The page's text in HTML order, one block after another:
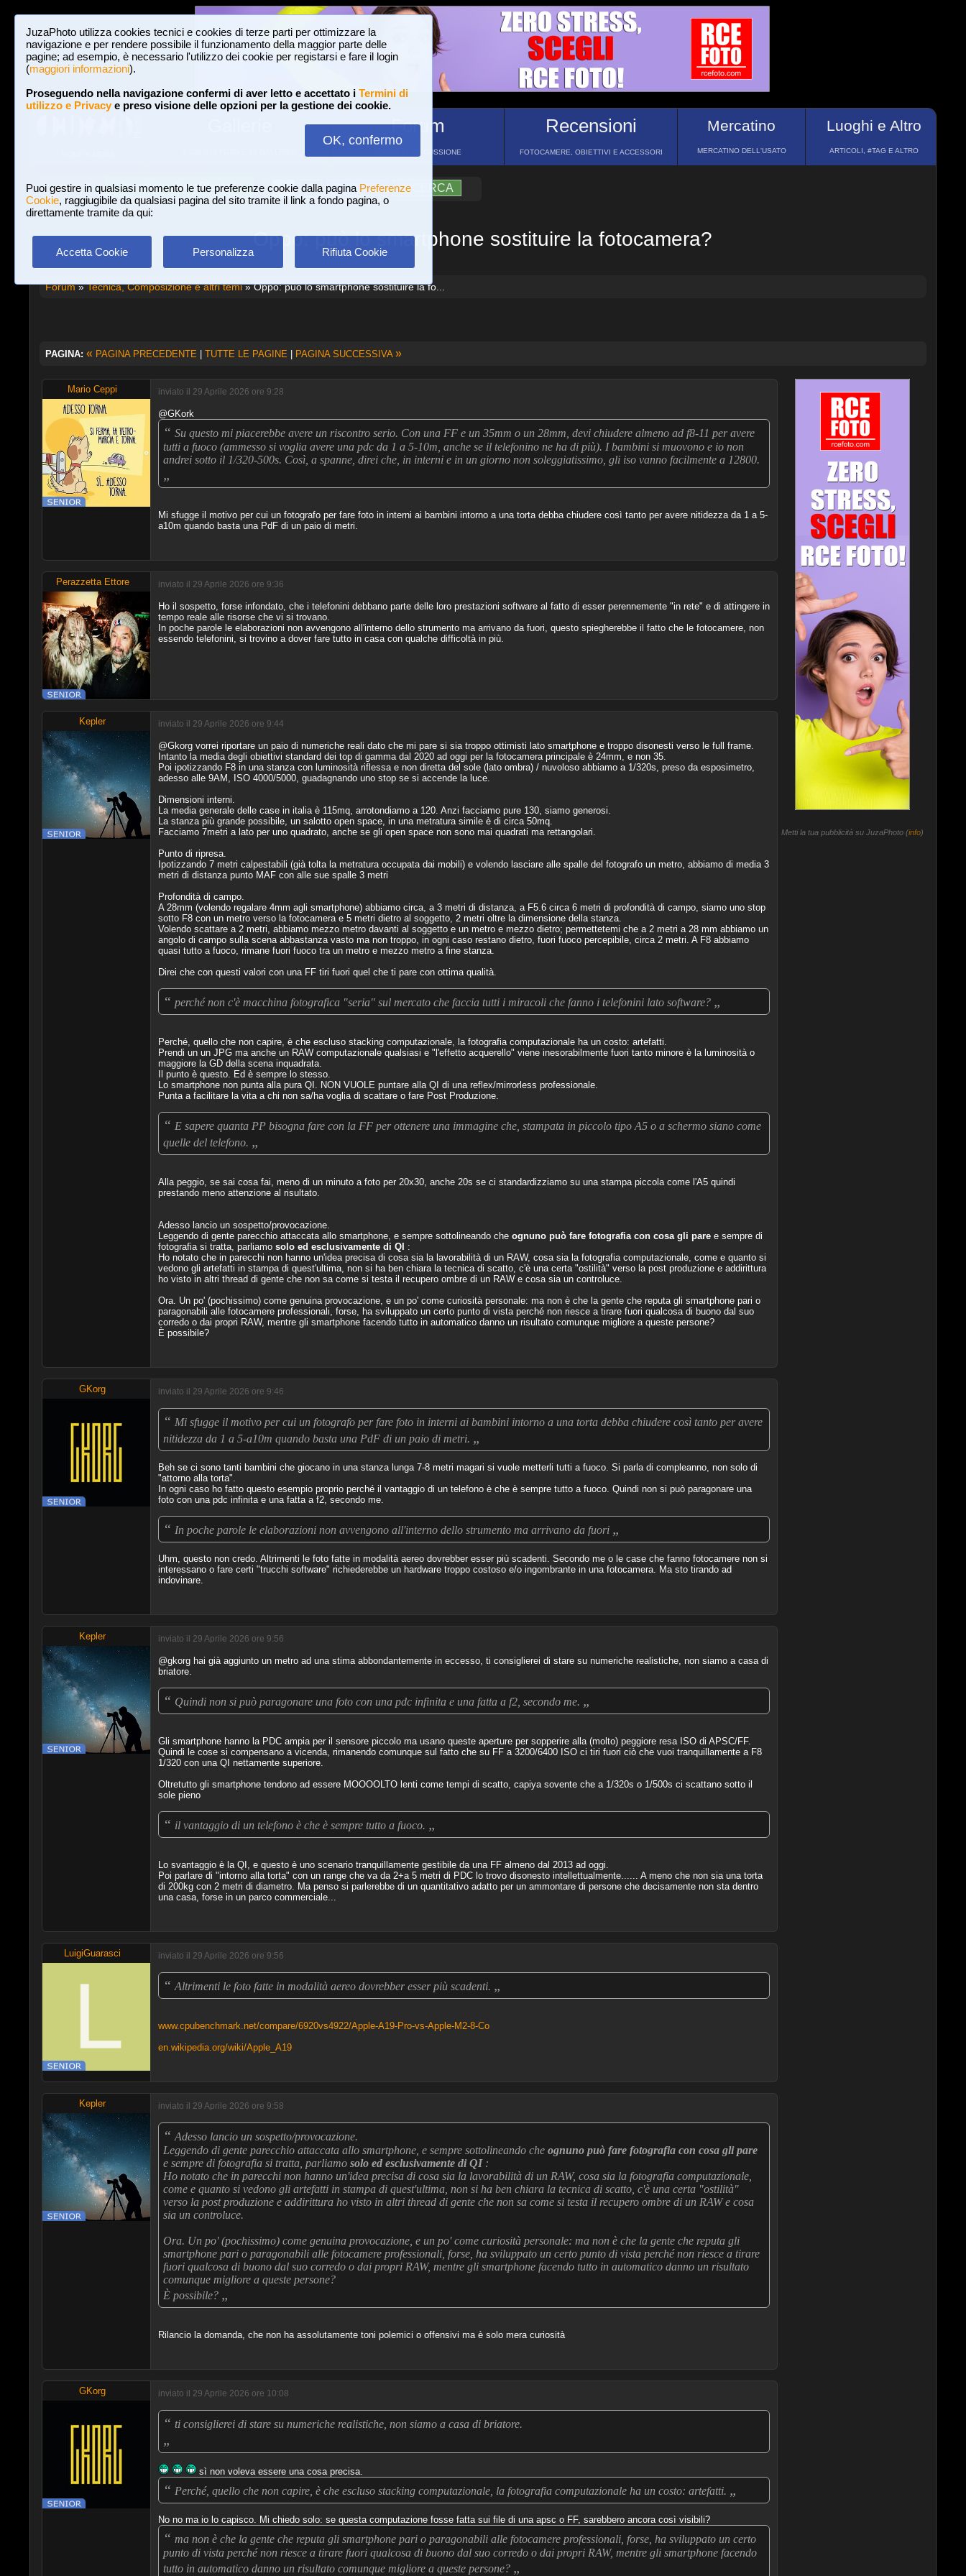
JuzaPhoto utilizza cookies tecnici e cookies di terze parti per ottimizzare la
navigazione e per rendere possibile il funzionamento della maggior parte delle
pagine; ad esempio, è necessario l'utilizzo dei cookie per registarsi e fare il login
(maggiori informazioni).
Proseguendo nella navigazione confermi di aver letto e accettato i Termini di
utilizzo e Privacye preso visione delle opzioni per la gestione dei cookie.
OK, confermo
Puoi gestire in qualsiasi momento le tue preferenze cookie dalla pagina Preferenze
Cookie, raggiugibile da qualsiasi pagina del sito tramite il link a fondo pagina, o
direttamente tramite da qui:
Accetta Cookie Personalizza Rifiuta Cookie
Forum
FORUM DI DISCUSSIONE
Recensioni
FOTOCAMERE, OBIETTIVI E ACCESSORI
Mercatino
MERCATINO DELL'USATO
Luoghi e Altro
ARTICOLI, #TAG E ALTRO
Login Iscriviti a JuzaPhoto! A A ?AIUTO RICERCA
Oppo: può lo smartphone sostituire la fotocamera?
Forum»Tecnica, Composizione e altri temi» Oppo: può lo smartphone sostituire la fo...
PAGINA: « PAGINA PRECEDENTE | TUTTE LE PAGINE | PAGINA SUCCESSIVA »
Mario Ceppi inviato il 29 Aprile 2026 ore 9:28
@GKork
“ Su questo mi piacerebbe avere un riscontro serio. Con una FF e un 35mm o un 28mm, devi chiudere almeno ad f8-11 per avere
tutti a fuoco (ammesso si voglia avere una pdc da 1 a 5-10m, anche se il telefonino ne ha di più). I bambini si muovono e io non
andrei sotto il 1/320-500s. Così, a spanne, direi che, in interni e in un giorno non soleggiatissimo, gli iso vanno facilmente a 12800.
„
Mi sfugge il motivo per cui un fotografo per fare foto in interni ai bambini intorno a una torta debba chiudere così tanto per avere nitidezza da 1 a 5-
a10m quando basta una PdF di un paio di metri.
Perazzetta Ettore inviato il 29 Aprile 2026 ore 9:36
Ho il sospetto, forse infondato, che i telefonini debbano parte delle loro prestazioni software al fatto di esser perennemente "in rete" e di attingere in
tempo reale alle risorse che vi si trovano.
In poche parole le elaborazioni non avvengono all'interno dello strumento ma arrivano da fuori, questo spiegherebbe il fatto che le fotocamere, non
essendo telefonini, si trovino a dover fare tutto in casa con qualche difficoltà in più.
Kepler inviato il 29 Aprile 2026 ore 9:44
@Gkorg vorrei riportare un paio di numeriche reali dato che mi pare si sia troppo ottimisti lato smartphone e troppo disonesti verso le full frame.
Intanto la media degli obiettivi standard dei top di gamma dal 2020 ad oggi per la fotocamera principale è 24mm, e non 35.
Poi ipotizzando F8 in una stanza con luminosità riflessa e non diretta del sole (lato ombra) / nuvoloso abbiamo a 1/320s, preso da esposimetro,
adesso alle 9AM, ISO 4000/5000, guadagnando uno stop se si accende la luce.
Dimensioni interni.
La media generale delle case in italia è 115mq, arrotondiamo a 120. Anzi facciamo pure 130, siamo generosi.
La stanza più grande possibile, un salotto open space, in una metratura simile è di circa 50mq.
Facciamo 7metri a lato per uno quadrato, anche se gli open space non sono mai quadrati ma rettangolari.
Punto di ripresa.
Ipotizzando 7 metri calpestabili (già tolta la metratura occupata dai mobili) e volendo lasciare alle spalle del fotografo un metro, abbiamo di media 3
metri di distanza punto MAF con alle sue spalle 3 metri
Profondità di campo.
A 28mm (volendo regalare 4mm agli smartphone) abbiamo circa, a 3 metri di distanza, a F5.6 circa 6 metri di profondità di campo, siamo uno stop
sotto F8 con un metro verso la fotocamera e 5 metri dietro al soggetto, 2 metri oltre la dimensione della stanza.
Volendo scattare a 2 metri, abbiamo mezzo metro davanti al soggetto e un metro e mezzo dietro; permettetemi che a 2 metri a 28 mm abbiamo un
angolo di campo sulla scena abbastanza vasto ma non troppo, in ogni caso restano dietro, fuori fuoco percepibile, circa 2 metri. A F8 abbiamo
quasi tutto a fuoco, rimane fuori fuoco tra un metro e mezzo metro a fine stanza.
Direi che con questi valori con una FF tiri fuori quel che ti pare con ottima qualità.
“ perché non c'è macchina fotografica "seria" sul mercato che faccia tutti i miracoli che fanno i telefonini lato software? „
Perché, quello che non capire, è che escluso stacking computazionale, la fotografia computazionale ha un costo: artefatti.
Prendi un un JPG ma anche un RAW computazionale qualsiasi e "l'effetto acquerello" viene inesorabilmente fuori tanto minore è la luminosità o
maggiore la GD della scena inquadrata.
Il punto è questo. Ed è sempre lo stesso.
Lo smartphone non punta alla pura QI. NON VUOLE puntare alla QI di una reflex/mirrorless professionale.
Punta a facilitare la vita a chi non sa/ha voglia di scattare o fare Post Produzione.
“ E sapere quanta PP bisogna fare con la FF per ottenere una immagine che, stampata in piccolo tipo A5 o a schermo siano come
quelle del telefono. „
Alla peggio, se sai cosa fai, meno di un minuto a foto per 20x30, anche 20s se ci standardizziamo su una stampa piccola come l'A5 quindi
prestando meno attenzione al risultato.
Adesso lancio un sospetto/provocazione.
Leggendo di gente parecchio attaccata allo smartphone, e sempre sottolineando che ognuno può fare fotografia con cosa gli paree sempre di
fotografia si tratta, parliamo solo ed esclusivamente di QI :
Ho notato che in parecchi non hanno un'idea precisa di cosa sia la lavorabilità di un RAW, cosa sia la fotografia computazionale, come e quanto si
vedono gli artefatti in stampa di quest'ultima, non si ha ben chiara la tecnica di scatto, c'è una certa "ostilità" verso la post produzione e addirittura
ho visto in altri thread di gente che non sa come si testa il recupero ombre di un RAW e cosa sia un controluce.
Ora. Un po' (pochissimo) come genuina provocazione, e un po' come curiosità personale: ma non è che la gente che reputa gli smartphone pari o
paragonabili alle fotocamere professionali, forse, ha sviluppato un certo punto di vista perché non riesce a tirare fuori qualcosa di buono dal suo
corredo o dai propri RAW, mentre gli smartphone facendo tutto in automatico danno un risultato comunque migliore a queste persone?
È possibile?
GKorg inviato il 29 Aprile 2026 ore 9:46
“ Mi sfugge il motivo per cui un fotografo per fare foto in interni ai bambini intorno a una torta debba chiudere così tanto per avere
nitidezza da 1 a 5-a10m quando basta una PdF di un paio di metri. „
Beh se ci sono tanti bambini che giocano in una stanza lunga 7-8 metri magari si vuole metterli tutti a fuoco. Si parla di compleanno, non solo di
"attorno alla torta".
In ogni caso ho fatto questo esempio proprio perché il vantaggio di un telefono è che è sempre tutto a fuoco. Quindi non si può paragonare una
foto con una pdc infinita e una fatta a f2, secondo me.
“ In poche parole le elaborazioni non avvengono all'interno dello strumento ma arrivano da fuori „
Uhm, questo non credo. Altrimenti le foto fatte in modalità aereo dovrebber esser più scadenti. Secondo me o le case che fanno fotocamere non si
interessano o fare certi "trucchi software" richiederebbe un hardware troppo costoso e/o ingombrante in una fotocamera. Ma sto tirando ad
indovinare.
Kepler inviato il 29 Aprile 2026 ore 9:56
@gkorg hai già aggiunto un metro ad una stima abbondantemente in eccesso, ti consiglierei di stare su numeriche realistiche, non siamo a casa di
briatore.
“ Quindi non si può paragonare una foto con una pdc infinita e una fatta a f2, secondo me. „
Gli smartphone hanno la PDC ampia per il sensore piccolo ma usano queste aperture per sopperire alla (molto) peggiore resa ISO di APSC/FF.
Quindi le cose si compensano a vicenda, rimanendo comunque sul fatto che su FF a 3200/6400 ISO ci tiri fuori ciò che vuoi tranquillamente a F8
1/320 con una QI nettamente superiore.
Oltretutto gli smartphone tendono ad essere MOOOOLTO lenti come tempi di scatto, capiya sovente che a 1/320s o 1/500s ci scattano sotto il
sole pieno
“ il vantaggio di un telefono è che è sempre tutto a fuoco. „
Lo svantaggio è la QI, e questo è uno scenario tranquillamente gestibile da una FF almeno dal 2013 ad oggi.
Poi parlare di "intorno alla torta" con un range che va da 2+a 5 metri di PDC lo trovo disonesto intellettualmente...... A meno che non sia una torta
di 200kg con 2 metri di diametro. Ma penso si parlerebbe di un quantitativo adatto per un ammontare di persone che decisamente non sta dentro
una casa, forse in un parco commerciale...
LuigiGuarasci inviato il 29 Aprile 2026 ore 9:56
“ Altrimenti le foto fatte in modalità aereo dovrebber esser più scadenti. „
www.cpubenchmark.net/compare/6920vs4922/Apple-A19-Pro-vs-Apple-M2-8-Co
en.wikipedia.org/wiki/Apple_A19
Kepler inviato il 29 Aprile 2026 ore 9:58
“ Adesso lancio un sospetto/provocazione.
Leggendo di gente parecchio attaccata allo smartphone, e sempre sottolineando che ognuno può fare fotografia con cosa gli pare
e sempre di fotografia si tratta, parliamo solo ed esclusivamente di QI:
Ho notato che in parecchi non hanno un'idea precisa di cosa sia la lavorabilità di un RAW, cosa sia la fotografia computazionale,
come e quanto si vedono gli artefatti in stampa di quest'ultima, non si ha ben chiara la tecnica di scatto, c'è una certa "ostilità"
verso la post produzione e addirittura ho visto in altri thread di gente che non sa come si testa il recupero ombre di un RAW e cosa
sia un controluce.
Ora. Un po' (pochissimo) come genuina provocazione, e un po' come curiosità personale: ma non è che la gente che reputa gli
smartphone pari o paragonabili alle fotocamere professionali, forse, ha sviluppato un certo punto di vista perché non riesce a tirare
fuori qualcosa di buono dal suo corredo o dai propri RAW, mentre gli smartphone facendo tutto in automatico danno un risultato
comunque migliore a queste persone?
È possibile? „
Rilancio la domanda, che non ha assolutamente toni polemici o offensivi ma è solo mera curiosità
GKorg inviato il 29 Aprile 2026 ore 10:08
“ ti consiglierei di stare su numeriche realistiche, non siamo a casa di briatore.
„
sì non voleva essere una cosa precisa.
“ Perché, quello che non capire, è che escluso stacking computazionale, la fotografia computazionale ha un costo: artefatti. „
No no ma io lo capisco. Mi chiedo solo: se questa computazione fosse fatta sui file di una apsc o FF, sarebbero ancora così visibili?
“ ma non è che la gente che reputa gli smartphone pari o paragonabili alle fotocamere professionali, forse, ha sviluppato un certo
punto di vista perché non riesce a tirare fuori qualcosa di buono dal suo corredo o dai propri RAW, mentre gli smartphone facendo
tutto in automatico danno un risultato comunque migliore a queste persone? „
Metti la tua pubblicità su JuzaPhoto (info)